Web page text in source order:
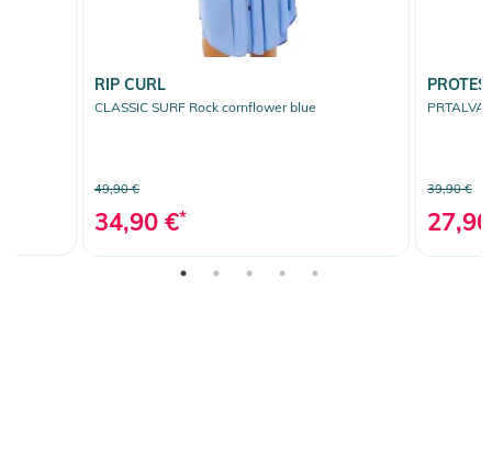
RIP CURL
CLASSIC SURF Rock cornflower blue
49,90 €
34,90 €*
39,90 €